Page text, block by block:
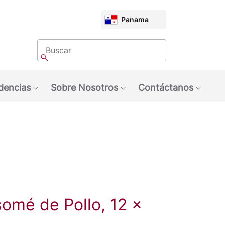
CHOOSE
MARKET
Panama
Buscar
Buscar
Sobre Nosotros
Contáctanos
de Pollo, 12 x